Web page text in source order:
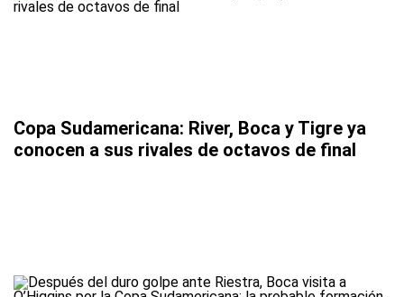
Copa Sudamericana: River, Boca y Tigre ya
conocen a sus rivales de octavos de final